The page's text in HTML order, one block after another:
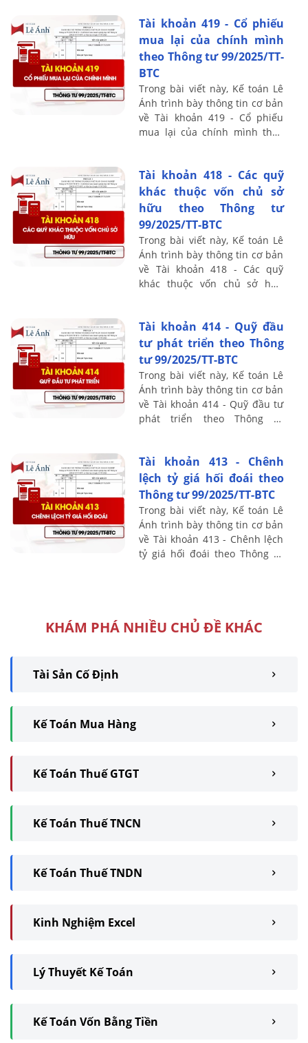
cấu ...
Tài khoản 419 - Cổ phiếu
mua lại của chính mình
theo Thông tư 99/2025/TT-
BTC
Trong bài viết này, Kế toán Lê
Ánh trình bày thông tin cơ bản
về Tài khoản 419 - Cổ phiếu
mua lại của chính mình theo
cấu ...
Tài khoản 418 - Các quỹ
khác thuộc vốn chủ sở
hữu theo Thông tư
99/2025/TT-BTC
Trong bài viết này, Kế toán Lê
Ánh trình bày thông tin cơ bản
về Tài khoản 418 - Các quỹ
khác thuộc vốn chủ sở hữu
kết cấu ...
Tài khoản 414 - Quỹ đầu
tư phát triển theo Thông
tư 99/2025/TT-BTC
Trong bài viết này, Kế toán Lê
Ánh trình bày thông tin cơ bản
về Tài khoản 414 - Quỹ đầu tư
phát triển theo Thông tư
nội dung ...
Tài khoản 413 - Chênh
lệch tỷ giá hối đoái theo
Thông tư 99/2025/TT-BTC
Trong bài viết này, Kế toán Lê
Ánh trình bày thông tin cơ bản
về Tài khoản 413 - Chênh lệch
tỷ giá hối đoái theo Thông tư
KHÁM PHÁ NHIỀU CHỦ ĐỀ KHÁC
Tài Sản Cố Định
Kế Toán Mua Hàng
Kế Toán Thuế GTGT
Kế Toán Thuế TNCN
Kế Toán Thuế TNDN
Kinh Nghiệm Excel
Lý Thuyết Kế Toán
Kế Toán Vốn Bằng Tiền